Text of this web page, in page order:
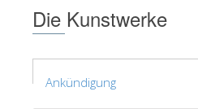
Die Kunstwerke
Ankündigung